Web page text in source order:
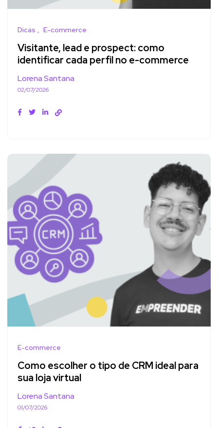
Dicas E-commerce
Visitante, lead e prospect: como
identificar cada perfil no e-commerce
Lorena Santana
02/07/2026
E-commerce
Como escolher o tipo de CRM ideal para
sua loja virtual
Lorena Santana
01/07/2026